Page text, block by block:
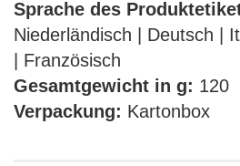
Sprache des
Niederländisch | Deutsch |
| Französisch
Gesamtgewicht in g: 120
Verpackung: Kartonbox